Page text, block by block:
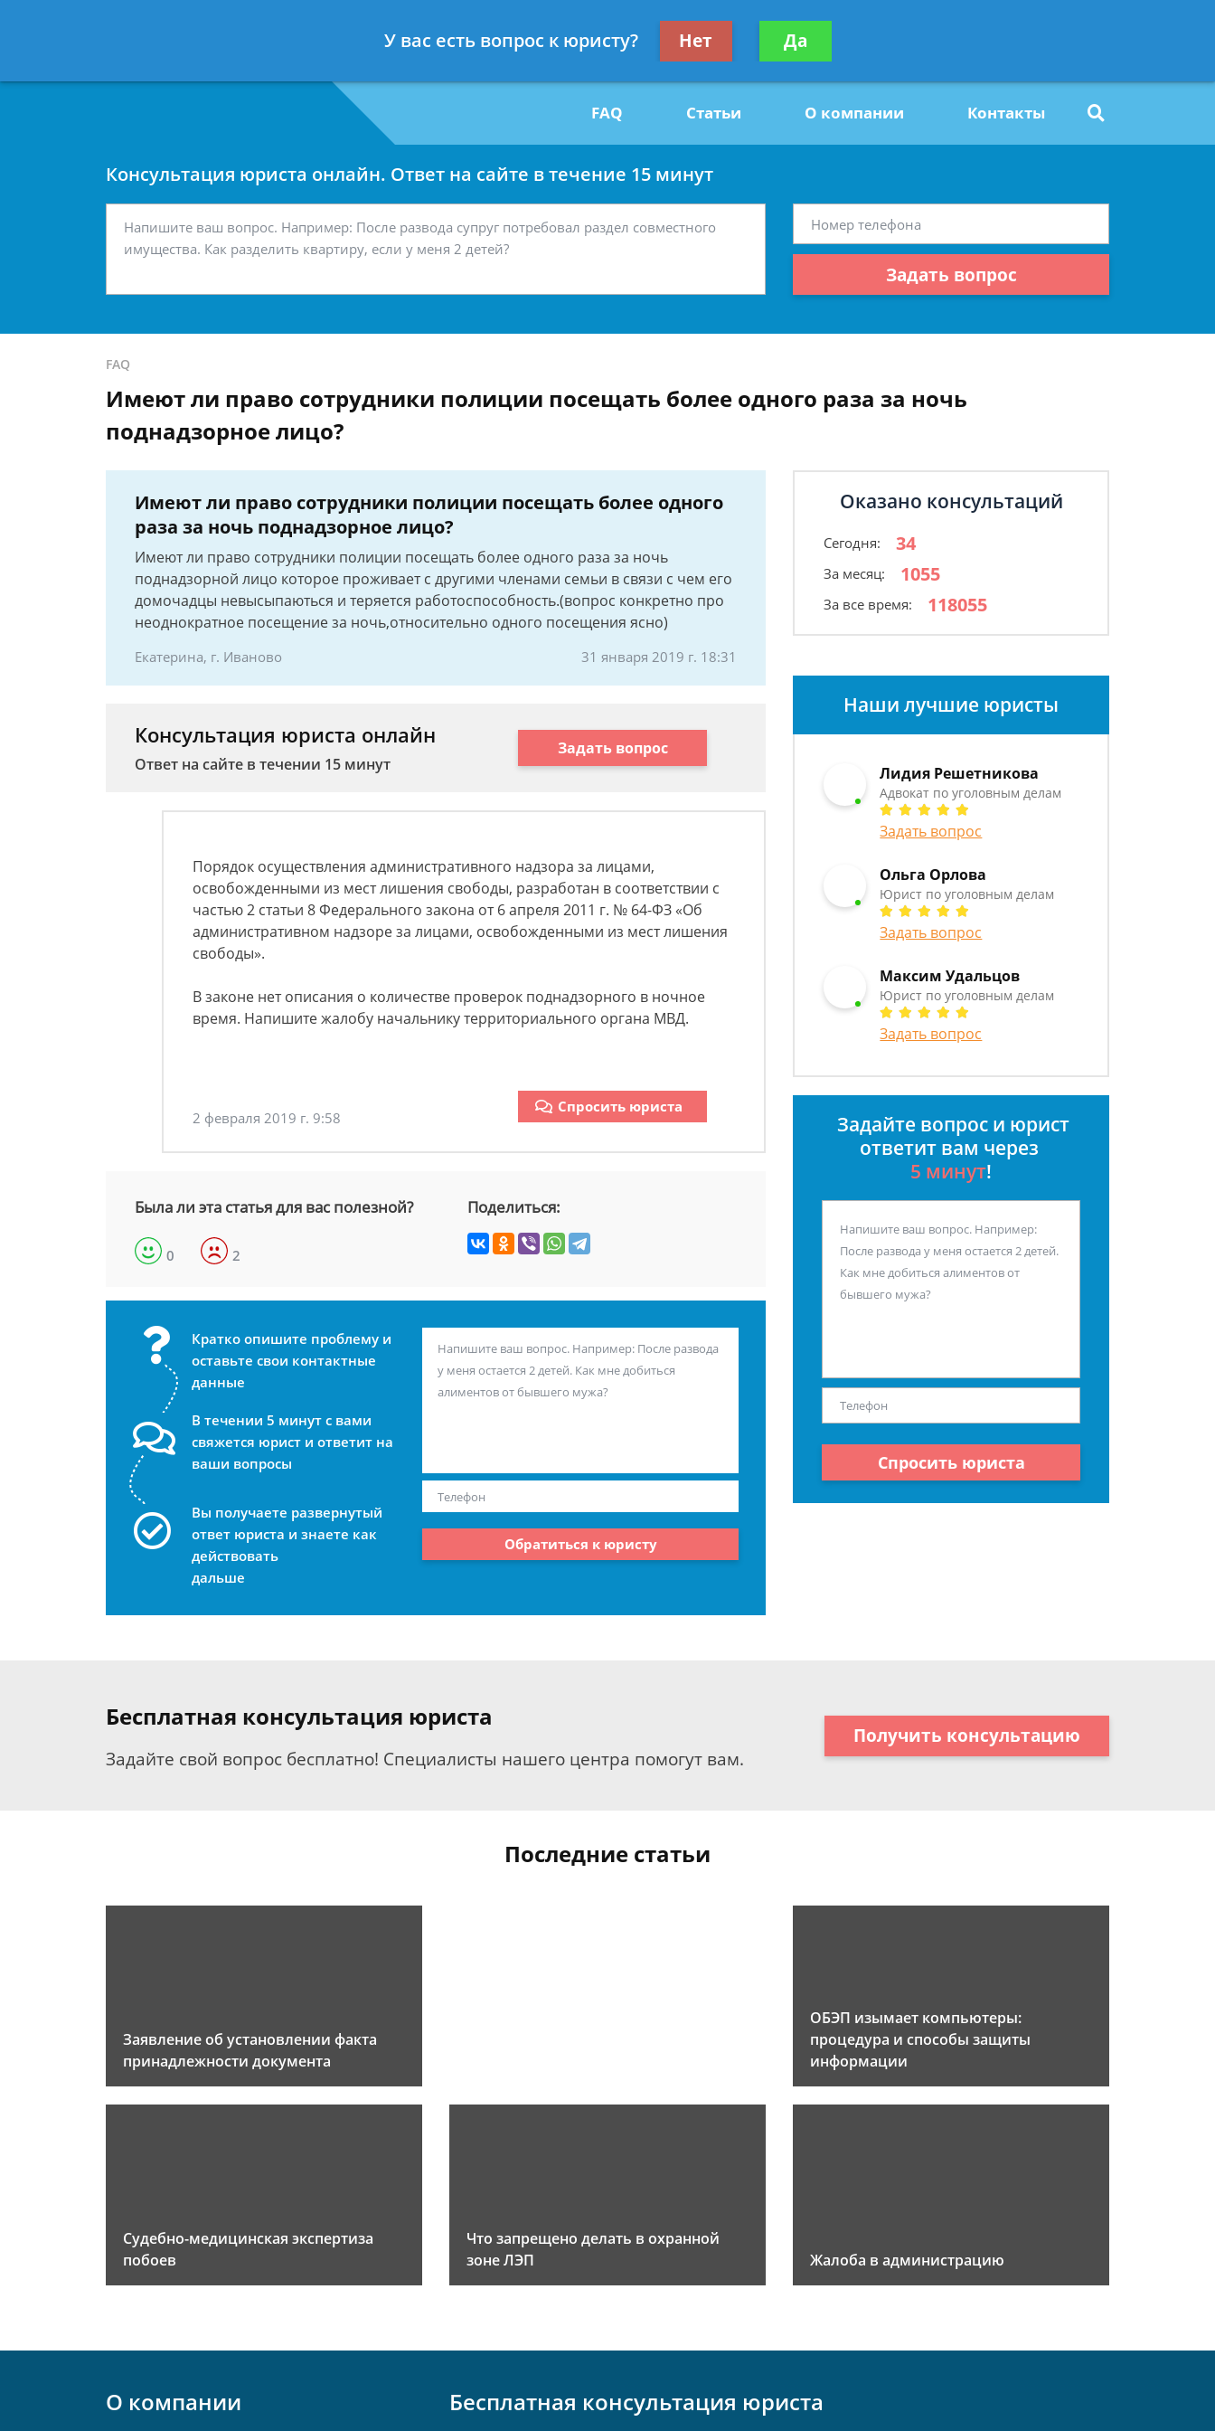
7 812 467-34-29
Получите консультацию
бесплатно
FAQ Статьи О компании Контакты
Консультация юриста онлайн. Ответ на сайте в течение 15 минут
Задать вопрос
FAQ
Имеют ли право сотрудники полиции посещать более одного раза за ночь
поднадзорное лицо?
Имеют ли право сотрудники полиции посещать более одного
раза за ночь поднадзорное лицо?
Имеют ли право сотрудники полиции посещать более одного раза за ночь
поднадзорной лицо которое проживает с другими членами семьи в связи с чем его
домочадцы невысыпаються и теряется работоспособность.(вопрос конкретно про
неоднократное посещение за ночь,относительно одного посещения ясно)
Екатерина, г. Иваново 31 января 2019 г. 18:31
Консультация юриста онлайн
Ответ на сайте в течении 15 минут
Задать вопрос
Порядок осуществления административного надзора за лицами,
освобожденными из мест лишения свободы, разработан в соответствии с
частью 2 статьи 8 Федерального закона от 6 апреля 2011 г. № 64-ФЗ «Об
административном надзоре за лицами, освобожденными из мест лишения
свободы».
В законе нет описания о количестве проверок поднадзорного в ночное
время. Напишите жалобу начальнику территориального органа МВД.
2 февраля 2019 г. 9:58
Спросить юриста
Была ли эта статья для вас полезной?
0 2
Поделиться:
Кратко опишите проблему и
оставьте свои контактные
данные
В течении 5 минут с вами
свяжется юрист и ответит на
ваши вопросы
Вы получаете развернутый
ответ юриста и знаете как
действовать
дальше
Обратиться к юристу
Оказано консультаций
Сегодня: 34
За месяц: 1055
За все время: 118055
Наши лучшие юристы
Лидия Решетникова
Адвокат по уголовным делам
Задать вопрос
Ольга Орлова
Юрист по уголовным делам
Задать вопрос
Максим Удальцов
Юрист по уголовным делам
Задать вопрос
Задайте вопрос и юрист
ответит вам через
5 минут!
Спросить юриста
Бесплатная консультация юриста
Задайте свой вопрос бесплатно! Специалисты нашего центра помогут вам.
Получить консультацию
Последние статьи
Заявление об установлении факта
принадлежности документа
ОБЭП изымает компьютеры:
процедура и способы защиты
информации
Судебно-медицинская экспертиза
побоев
Что запрещено делать в охранной
зоне ЛЭП
Жалоба в администрацию
О компании
Бесплатная консультация юриста
У вас есть вопрос к юристу? Нет Да